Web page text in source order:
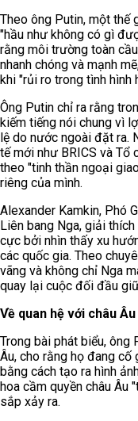
Theo ông Putin, một
"hầu như không có gì
rằng môi trường toàn
nhanh chóng và mạnh
khi "rủi ro trong tình hình
Ông Putin chỉ ra rằng
kiếm tiếng nói chung vì
lệ do nước ngoài đặt ra.
tế mới như BRICS và Tổ
theo "tinh thần ngoại
riêng của mình.
Alexander Kamkin, Phó
Liên bang Nga, giải
cực bởi nhìn thấy xu
các quốc gia. Theo
vãng và không chỉ Nga
quay lại cuộc đối đầu
Về quan hệ với châu Âu
Trong bài phát biểu, ông
Âu, cho rằng họ đang cố
bằng cách tạo ra hình
hoa cầm quyền châu Âu
sắp xảy ra.